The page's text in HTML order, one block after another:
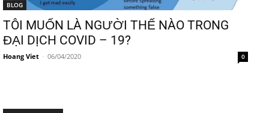
BLOG
TÔI MUỐN LÀ NGƯỜI THẾ NÀO TRONG
ĐẠI DỊCH COVID – 19?
Hoang Viet - 06/04/2020 0